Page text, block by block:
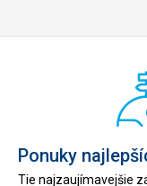
Ponuky
Tie najzaujímavejšie